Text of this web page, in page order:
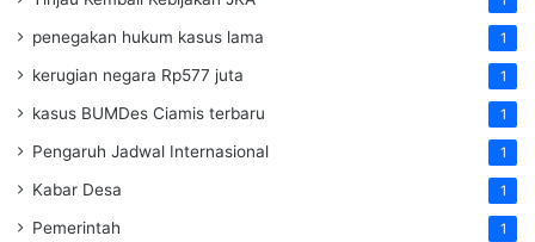
penegakan hukum kasus lama 1
kerugian negara Rp577 juta 1
kasus BUMDes Ciamis terbaru 1
Pengaruh Jadwal Internasional 1
Kabar Desa 1
Pemerintah 1